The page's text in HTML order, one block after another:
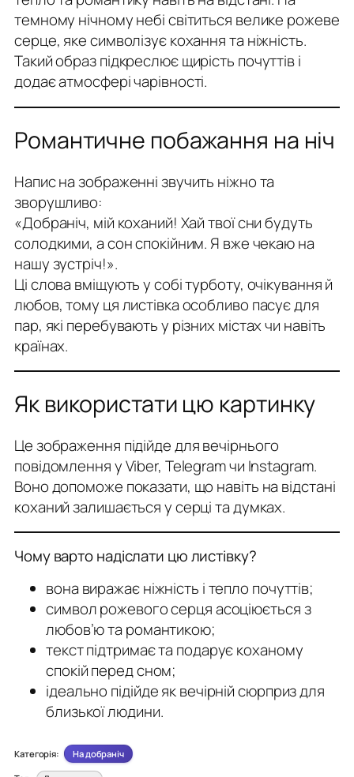
темному нічному небі світиться велике рожеве
серце, яке символізує кохання та ніжність.
Такий образ підкреслює щирість почуттів і
додає атмосфері чарівності.
Романтичне побажання на ніч
Напис на зображенні звучить ніжно та
зворушливо:
«Добраніч, мій коханий! Хай твої сни будуть
солодкими, а сон спокійним. Я вже чекаю на
нашу зустріч!».
Ці слова вміщують у собі турботу, очікування й
любов, тому ця листівка особливо пасує для
пар, які перебувають у різних містах чи навіть
країнах.
Як використати цю картинку
Це зображення підійде для вечірнього
повідомлення у Viber, Telegram чи Instagram.
Воно допоможе показати, що навіть на відстані
коханий залишається у серці та думках.
Чому варто надіслати цю листівку?
вона виражає ніжність і тепло почуттів;
символ рожевого серця асоціюється з
любов’ю та романтикою;
текст підтримає та подарує коханому
спокій перед сном;
ідеально підійде як вечірній сюрприз для
близької людини.
Категорія: На добраніч